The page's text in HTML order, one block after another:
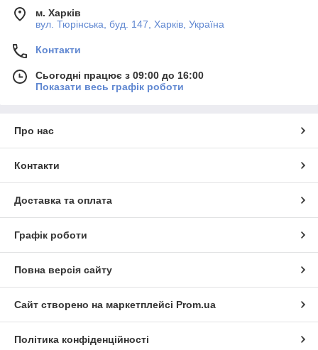
м. Харків
вул. Тюрінська, буд. 147, Харків, Україна
Контакти
Сьогодні працює з 09:00 до 16:00
Показати весь графік роботи
Про нас
Контакти
Доставка та оплата
Графік роботи
Повна версія сайту
Сайт створено на маркетплейсі Prom.ua
Політика конфіденційності